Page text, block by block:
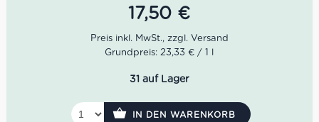
Farbe: Strohgelb.
Geruch:Tief blumige, mineralische und fruchtige
Geschmack: Frischer Heu mit Zitrus, frisch und
fest, gute Hartnäckigkeit.
17,50 €
Grundpreis: 23,33 € / 1 l
31 auf Lager
IN DEN WARENKORB